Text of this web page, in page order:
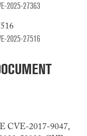
2025-27363
2025-27516
CVE-2017-9047,